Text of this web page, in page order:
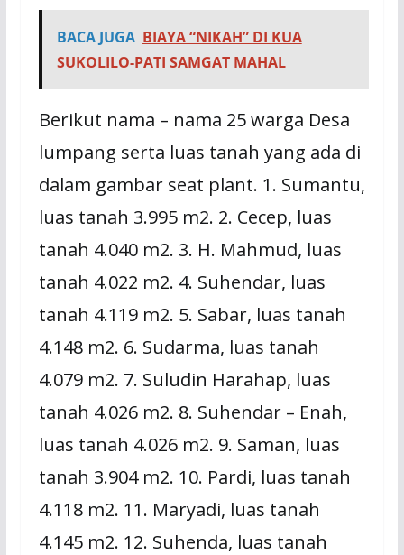
BACA JUGA BIAYA “NIKAH” DI KUA
SUKOLILO-PATI SAMGAT MAHAL
Berikut nama – nama 25 warga Desa
lumpang serta luas tanah yang ada di
dalam gambar seat plant. 1. Sumantu,
luas tanah 3.995 m2. 2. Cecep, luas
tanah 4.040 m2. 3. H. Mahmud, luas
tanah 4.022 m2. 4. Suhendar, luas
tanah 4.119 m2. 5. Sabar, luas tanah
4.148 m2. 6. Sudarma, luas tanah
4.079 m2. 7. Suludin Harahap, luas
tanah 4.026 m2. 8. Suhendar – Enah,
luas tanah 4.026 m2. 9. Saman, luas
tanah 3.904 m2. 10. Pardi, luas tanah
4.118 m2. 11. Maryadi, luas tanah
4.145 m2. 12. Suhenda, luas tanah